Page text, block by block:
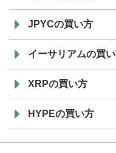
JPYCの買い方
イーサリアムの買
XRPの買い方
HYPEの買い方